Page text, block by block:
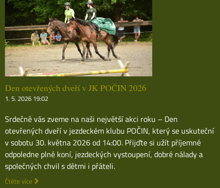
Den otevřených dveří v JK POČIN 2026
1. 5. 2026 19:02
Srdečně vás zveme na naši největší akci roku – Den
otevřených dveří v jezdeckém klubu POČIN, který se uskuteční
v sobotu 30. května 2026 od 14:00. Přijďte si užít příjemné
odpoledne plné koní, jezdeckých vystoupení, dobré nálady a
společných chvil s dětmi i přáteli.
Čtěte více